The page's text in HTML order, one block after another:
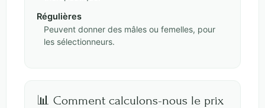
Régulières
Peuvent donner des mâles ou femelles, pour
les sélectionneurs.
📊 Comment calculons-nous le prix